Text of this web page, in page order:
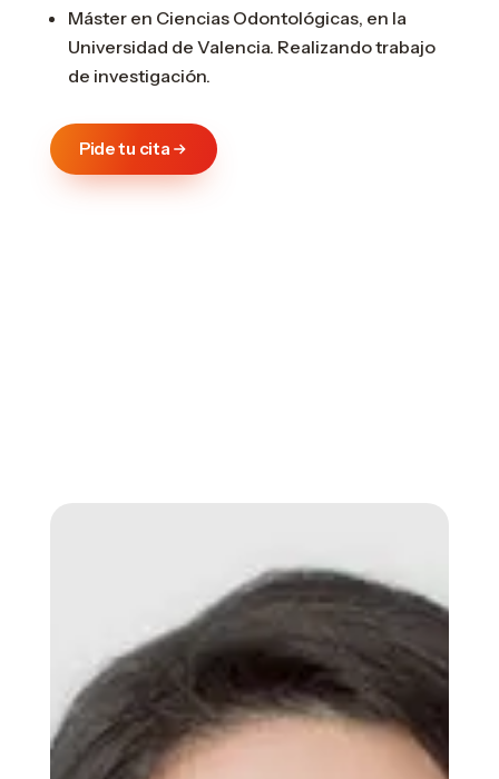
Máster en Ciencias Odontológicas, en la
Universidad de Valencia. Realizando trabajo
de investigación.
Pide tu cita